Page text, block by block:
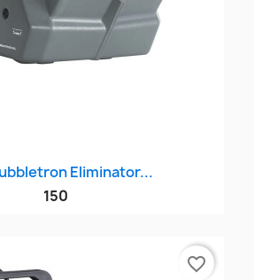
Eliminator...
150
favorite_border